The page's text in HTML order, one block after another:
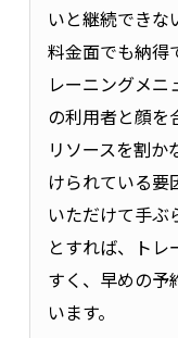
💡評価される理由
ダイエットの基本的
いと継続できな
料金面でも納得
レーニングメ
の利用者と顔を
リソースを割
けられている要
いただけて手ぶ
とすれば、ト
すく、早めの予
います。